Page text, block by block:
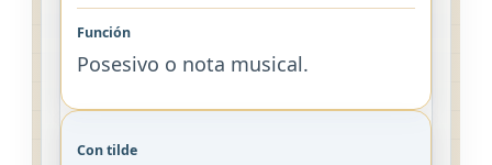
Posesivo o nota musical.